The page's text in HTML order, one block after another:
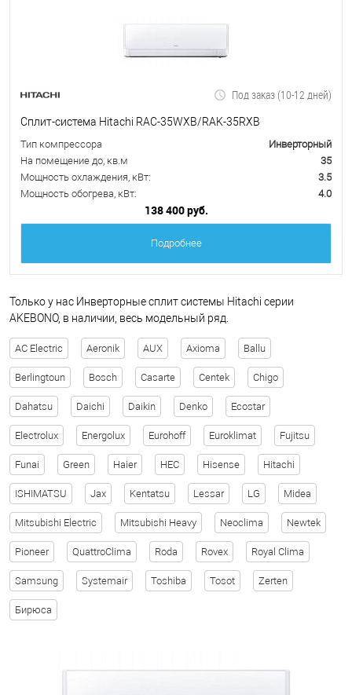
AC Electric Aeronik AUX Axioma Ballu
Berlingtoun Bosch Casarte Centek Chigo
Dahatsu Daichi Daikin Denko Ecostar
Electrolux Energolux Eurohoff Euroklimat Fujitsu
Funai Green Haier HEC Hisense Hitachi
ISHIMATSU Jax Kentatsu Lessar LG Midea
Mitsubishi Electric Mitsubishi Heavy Neoclima Newtek
Pioneer QuattroClima Roda Rovex Royal Clima
Samsung Systemair Toshiba Tosot Zerten
Бирюса
Под заказ (10-12 дней)
Сплит-система Hitachi RAC-35WXB/RAK-35RXB
Тип компрессора
Инверторный
На помещение до, кв.м
35
Мощность охлаждения, кВт:
3.5
Мощность обогрева, кВт:
4.0
138 400 руб.
Подробнее
Только у нас Инверторные сплит системы Hitachi серии
AKEBONO, в наличии, весь модельный ряд.